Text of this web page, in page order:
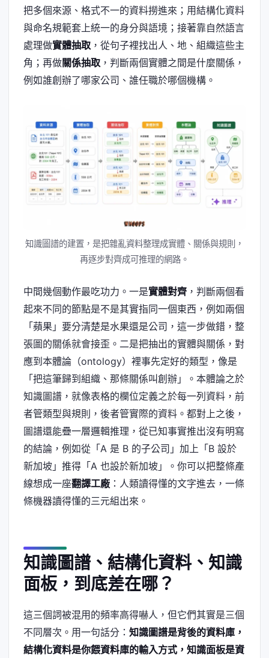
把多個來源、格式不一的資料撈進來；用結構化資料
與命名規範套上統一的身分與語境；接著靠自然語言
處理做實體抽取 ，從句子裡找出人、地、組織這些主
角；再做關係抽取 ，判斷兩個實體之間是什麼關係，
例如誰創辦了哪家公司、誰任職於哪個機構。
知識圖譜的建置，是把雜亂資料整理成實體、關係與規則，
再逐步對齊成可推理的網路。
中間幾個動作最吃功力。一是實體對齊，判斷兩個看
起來不同的節點是不是其實指同一個東西，例如兩個
「蘋果」要分清楚是水果還是公司，這一步做錯，整
張圖的關係就會接歪。二是把抽出的實體與關係，對
應到本體論（ontology）裡事先定好的類型，像是
「把這筆歸到組織、那條關係叫創辦」。本體論之於
知識圖譜，就像表格的欄位定義之於每一列資料，前
者管類型與規則，後者管實際的資料。都對上之後，
圖譜還能疊一層邏輯推理，從已知事實推出沒有明寫
的結論，例如從「A 是 B 的子公司」加上「B 設於
新加坡」推得「A 也設於新加坡」。你可以把整條產
線想成一座翻譯工廠 ：人類讀得懂的文字進去，一條
條機器讀得懂的三元組出來。
知識圖譜、結構化資料、知識
面板，到底差在哪？
這三個詞被混用的頻率高得嚇人，但它們其實是三個
不同層次。用一句話分： 知識圖譜是背後的資料庫，
結構化資料是你餵資料庫的輸入方式，知識面板是資